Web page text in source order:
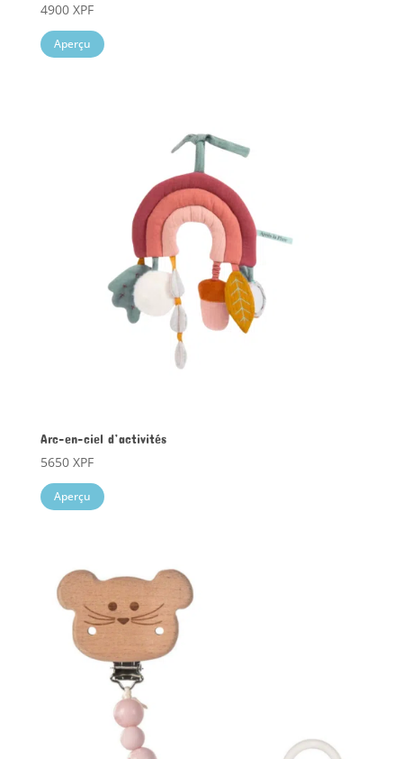
4900 XPF
Aperçu
Arc-en-ciel d’activités
5650 XPF
Aperçu